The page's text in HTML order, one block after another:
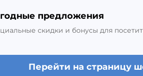
предложения
скидки и бонусы для
Перейти на страницу